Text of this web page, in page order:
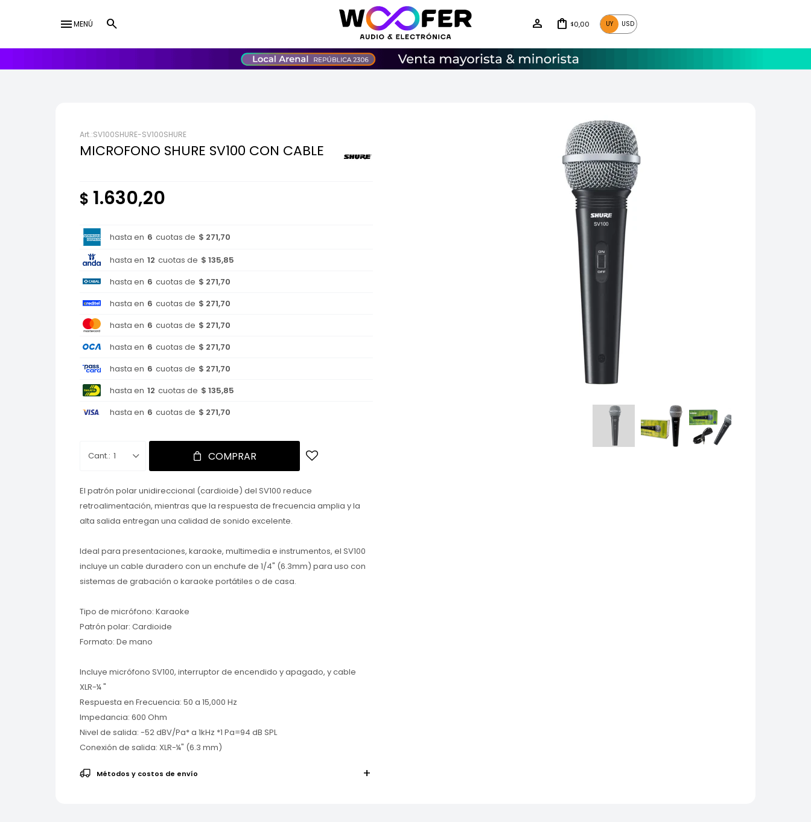
menuMENÚ $0,00 UY USD
SV100SHURE-SV100SHURE
MICROFONO SHURE SV100 CON CABLE
$ 1.630,20
hasta en 6 cuotas de $ 271,70
hasta en 12 cuotas de $ 135,85
hasta en 6 cuotas de $ 271,70
hasta en 6 cuotas de $ 271,70
hasta en 6 cuotas de $ 271,70
hasta en 6 cuotas de $ 271,70
hasta en 6 cuotas de $ 271,70
hasta en 12 cuotas de $ 135,85
hasta en 6 cuotas de $ 271,70
1 COMPRAR
El patrón polar unidireccional (cardioide) del SV100 reduce
retroalimentación, mientras que la respuesta de frecuencia amplia y la
alta salida entregan una calidad de sonido excelente.
Ideal para presentaciones, karaoke, multimedia e instrumentos, el SV100
incluye un cable duradero con un enchufe de 1/4" (6.3mm) para uso con
sistemas de grabación o karaoke portátiles o de casa.
Tipo de micrófono: Karaoke
Patrón polar: Cardioide
Formato: De mano
Incluye micrófono SV100, interruptor de encendido y apagado, y cable
XLR-¼ "
Respuesta en Frecuencia: 50 a 15,000 Hz
lmpedancia: 600 Ohm
Nivel de salida: -52 dBV/Pa* a 1kHz *1 Pa=94 dB SPL
Conexión de salida: XLR-¼" (6.3 mm)
Métodos y costos de envío